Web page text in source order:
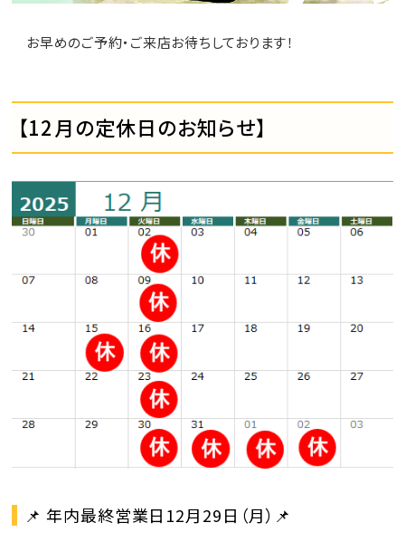
お早めのご予約・ご来店お待ちしております！
【12月の定休日のお知らせ】
📌年内最終営業日12月29日（月） 📌